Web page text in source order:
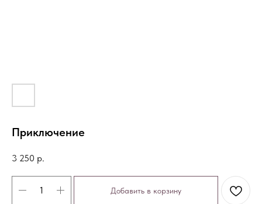
Приключение
3 250 р.
Добавить в корзину